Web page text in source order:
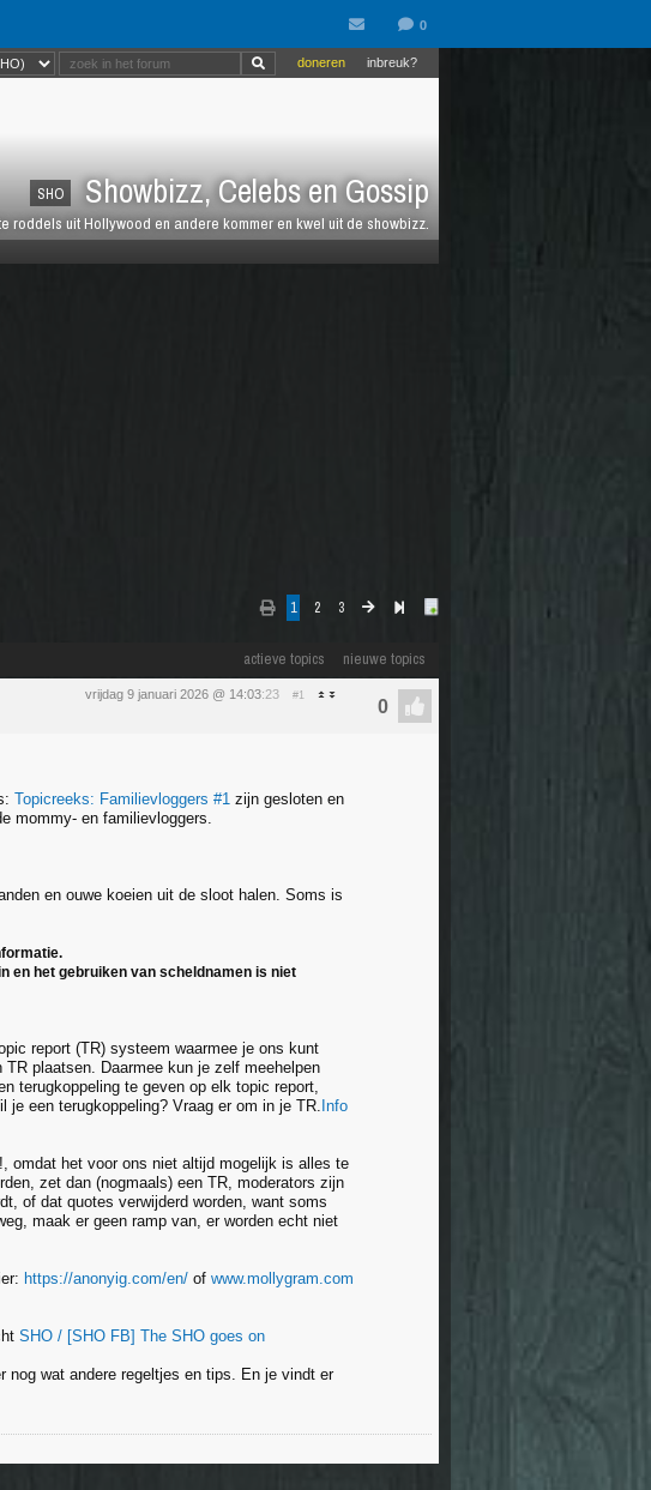
SHO Showbizz, Celebs en Gossip
roddels uit Hollywood en andere kommer en kwel uit de showbizz.
inbreuk?
doneren
1 2 3
actieve topics nieuwe topics
vrijdag 9 januari 2026 @ 14:03:23 #1
Topicreeks: Familievloggers #1 zijn gesloten en
mommy- en familievloggers.
en ouwe koeien uit de sloot halen. Soms is
en het gebruiken van scheldnamen is niet
report (TR) systeem waarmee je ons kunt
plaatsen. Daarmee kun je zelf meehelpen
terugkoppeling te geven op elk topic report,
je een terugkoppeling? Vraag er om in je TR. Info
omdat het voor ons niet altijd mogelijk is alles te
zet dan (nogmaals) een TR, moderators zijn
of dat quotes verwijderd worden, want soms
maak er geen ramp van, er worden echt niet
https://anonyig.com/en/ of www.mollygram.com
SHO / [SHO FB] The SHO goes on
nog wat andere regeltjes en tips. En je vindt er